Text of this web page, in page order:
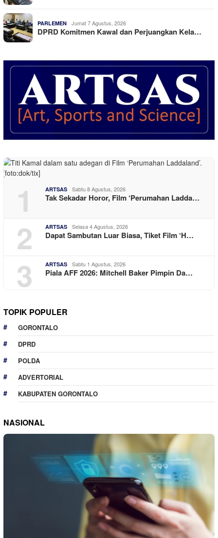
PARLEMEN Jumat 7 Agustus, 2026
DPRD Komitmen Kawal dan Perjuangkan Kela…
1 ARTSAS Sabtu 8 Agustus, 2026
Tak Sekadar Horor, Film ‘Perumahan Ladda…
2 ARTSAS Selasa 4 Agustus, 2026
Dapat Sambutan Luar Biasa, Tiket Film ‘H…
3 ARTSAS Sabtu 1 Agustus, 2026
Piala AFF 2026: Mitchell Baker Pimpin Da…
TOPIK POPULER
GORONTALO
DPRD
POLDA
ADVERTORIAL
KABUPATEN GORONTALO
NASIONAL